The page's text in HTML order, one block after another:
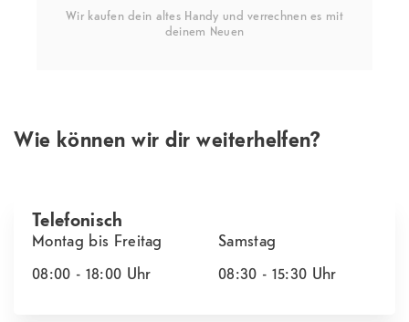
Wir kaufen dein altes Handy und verrechnen es mit
deinem Neuen
Wie können wir dir weiterhelfen?
Telefonisch
Montag bis Freitag
08:00 - 18:00 Uhr
Samstag
08:30 - 15:30 Uhr